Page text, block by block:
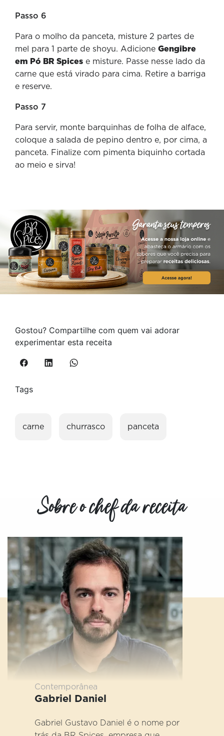
Passo 6
Para o molho da panceta, misture 2 partes de
mel para 1 parte de shoyu. Adicione Gengibre
em Pó BR Spices e misture. Passe nesse lado da
carne que está virado para cima. Retire a barriga
e reserve.
Passo 7
Para servir, monte barquinhas de folha de alface,
coloque a salada de pepino dentro e, por cima, a
panceta. Finalize com pimenta biquinho cortada
ao meio e sirva!
Gostou? Compartilhe com quem vai adorar
experimentar esta receita
Tags
carne churrasco panceta
Sobre o chef da receita
Contemporânea
Gabriel Daniel
Gabriel Gustavo Daniel é o nome por